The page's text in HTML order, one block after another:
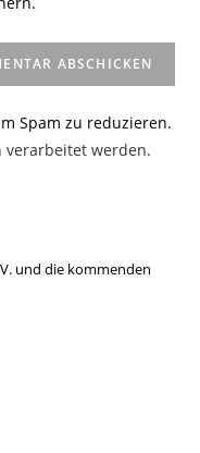
Spam zu reduzieren.
verarbeitet werden.
und die kommenden